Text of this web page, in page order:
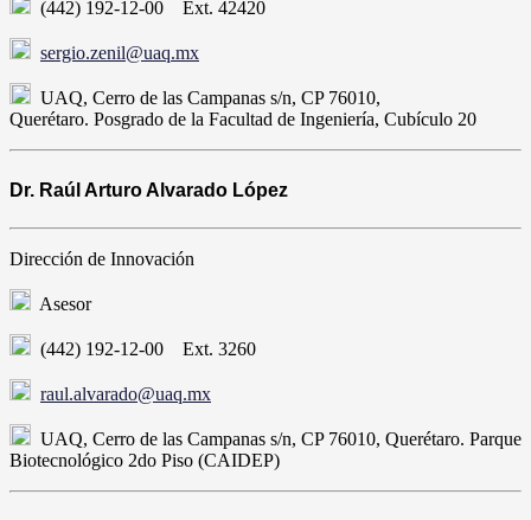
(442) 192-12-00 Ext. 42420
sergio.zenil@uaq.mx
UAQ, Cerro de las Campanas s/n, CP 76010,
Querétaro. Posgrado de la Facultad de Ingeniería, Cubículo 20
Dr. Raúl Arturo Alvarado López
Dirección de Innovación
Asesor
(442) 192-12-00 Ext. 3260
raul.alvarado@uaq.mx
UAQ, Cerro de las Campanas s/n, CP 76010, Querétaro. Parque
Biotecnológico 2do Piso (CAIDEP)